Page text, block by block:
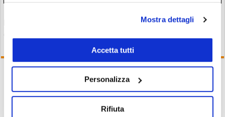
Mostra dettagli
Accetta tutti
Personalizza
Rifiuta
lavoro per gli asset digitali. Token fa +3%
Iscriviti